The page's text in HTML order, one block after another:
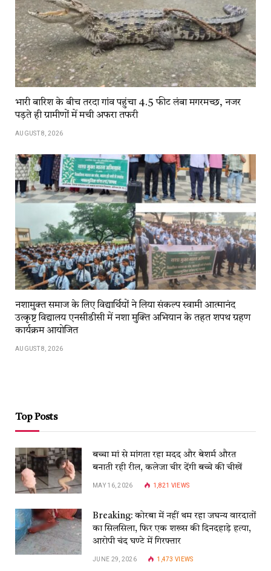
भारी बारिश के बीच तरदा गांव पहुंचा 4.5 फीट लंबा मगरमच्छ, नजर
पड़ते ही ग्रामीणों में मची अफरा तफरी
AUGUST 8, 2026
नशामुक्त समाज के लिए विद्यार्थियों ने लिया संकल्प स्वामी आत्मानंद
उत्कृष्ट विद्यालय एनसीडीसी में नशा मुक्ति अभियान के तहत शपथ ग्रहण
कार्यक्रम आयोजित
AUGUST 8, 2026
Top Posts
बच्चा मां से मांगता रहा मदद और बेशर्म औरत
बनाती रही रील, कलेजा चीर देंगी बच्चे की चीखें
MAY 16, 2026 1,821 VIEWS
Breaking: कोरबा में नहीं थम रहा जघन्य वारदातों
का सिलसिला, फिर एक शख्स की दिनदहाड़े हत्या,
आरोपी चंद घण्टे में गिरफ्तार
JUNE 29, 2026 1,473VIEWS